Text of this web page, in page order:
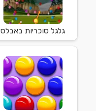
גלגל סוכריות באבלס